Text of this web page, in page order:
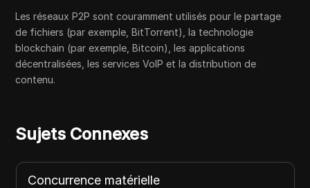
Les réseaux P2P sont couramment utilisés pour le partage
de fichiers (par exemple, BitTorrent), la technologie
blockchain (par exemple, Bitcoin), les applications
décentralisées, les services VoIP et la distribution de
contenu.
Sujets Connexes
Concurrence matérielle